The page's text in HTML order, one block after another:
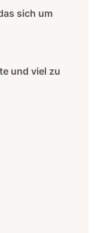
sich um
und viel zu